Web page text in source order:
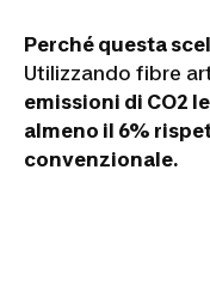
Perché questa
Utilizzando fibre
emissioni di CO2
almeno il 6%
convenzionale.